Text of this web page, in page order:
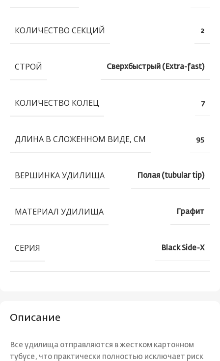
Описание
Все удилища отправляются в жестком картонном
тубусе, что практически полностью исключает риск
КОЛИЧЕСТВО СЕКЦИЙ 2
СТРОЙ Сверхбыстрый (Extra-fast)
КОЛИЧЕСТВО КОЛЕЦ 7
ДЛИНА В СЛОЖЕННОМ ВИДЕ, СМ 95
ВЕРШИНКА УДИЛИЩА Полая (tubular tip)
МАТЕРИАЛ УДИЛИЩА Графит
СЕРИЯ Black Side-X